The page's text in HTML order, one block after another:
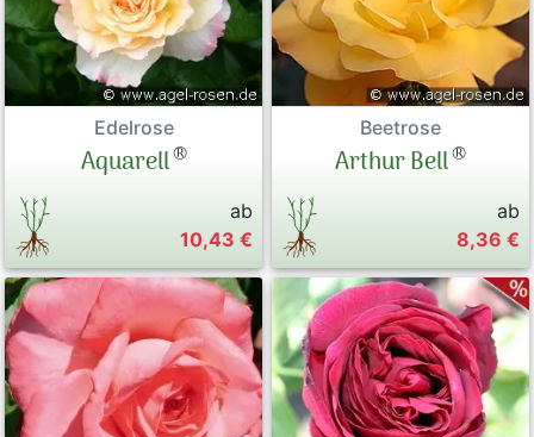
Edelrose
Aquarell®
ab
10,43 €
Beetrose
Arthur Bell®
ab
8,36 €